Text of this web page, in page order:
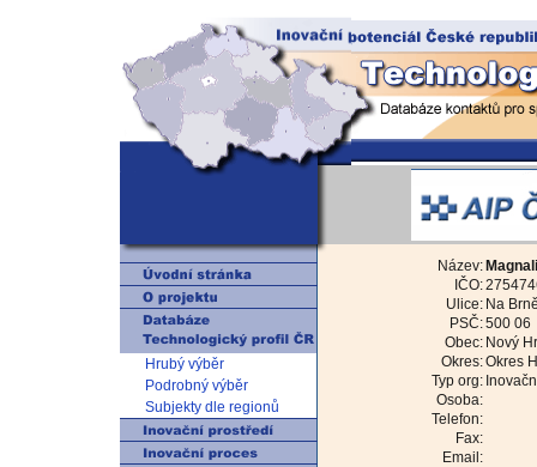
Hrubý výběr
Podrobný výběr
Subjekty dle regionů
Název:
IČO:
Ulice: Na
PSČ:500 06
Obec: Nový
Okres:Okres
Typ org:
Osoba:
Telefon:
Fax:
Email: